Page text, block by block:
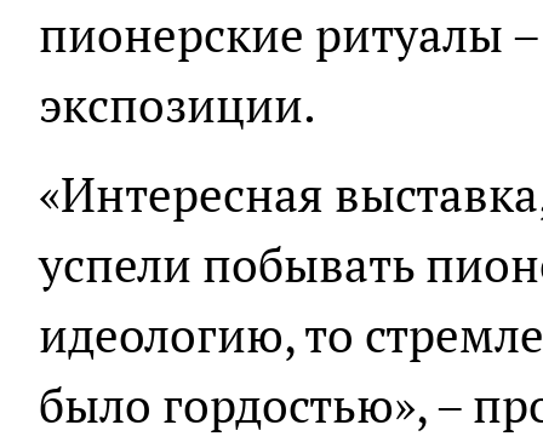
пионерские ритуалы
экспозиции.
«Интересная
успели побывать
идеологию, то
было гордостью», –